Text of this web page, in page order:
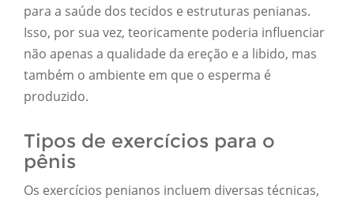
para a saúde dos tecidos e estruturas penianas.
Isso, por sua vez, teoricamente poderia influenciar
não apenas a qualidade da ereção e a libido, mas
também o ambiente em que o esperma é
produzido.
Tipos de exercícios para o
pênis
Os exercícios penianos incluem diversas técnicas,